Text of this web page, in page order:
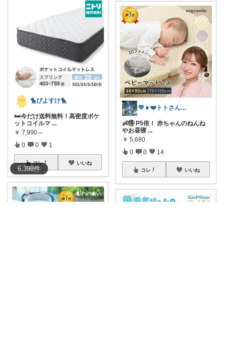
6,398件
🐤ぴよすけ🐤
🛏️今だけ送料無料！高密度ポケ
ットコイルマ ...
￥ 7,990～
0 0 1
コレ いいね
💚👧❤️トトさん 8月🥵
👶🉐 P5倍！ 赤ちゃんのねんね
やお昼寝 ...
￥ 5,680
0 0 14
コレ いいね